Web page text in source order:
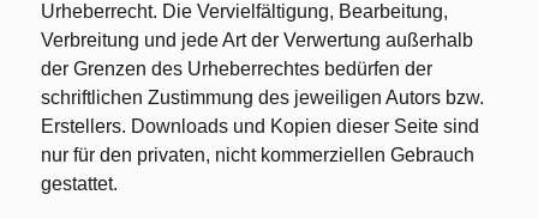
Urheberrecht. Die Vervielfältigung, Bearbeitung,
Verbreitung und jede Art der Verwertung außerhalb
der Grenzen des Urheberrechtes bedürfen der
schriftlichen Zustimmung des jeweiligen Autors bzw.
Erstellers. Downloads und Kopien dieser Seite sind
nur für den privaten, nicht kommerziellen Gebrauch
gestattet.